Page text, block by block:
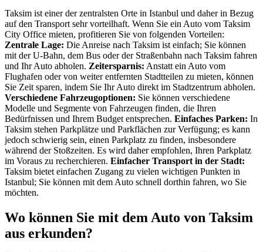
Taksim ist einer der zentralsten Orte in Istanbul und daher in Bezug
auf den Transport sehr vorteilhaft. Wenn Sie ein Auto vom Taksim
City Office mieten, profitieren Sie von folgenden Vorteilen:
Zentrale Lage: Die Anreise nach Taksim ist einfach; Sie können
mit der U-Bahn, dem Bus oder der Straßenbahn nach Taksim fahren
und Ihr Auto abholen. Zeitersparnis: Anstatt ein Auto vom
Flughafen oder von weiter entfernten Stadtteilen zu mieten, können
Sie Zeit sparen, indem Sie Ihr Auto direkt im Stadtzentrum abholen.
Verschiedene Fahrzeugoptionen: Sie können verschiedene
Modelle und Segmente von Fahrzeugen finden, die Ihren
Bedürfnissen und Ihrem Budget entsprechen. Einfaches Parken: In
Taksim stehen Parkplätze und Parkflächen zur Verfügung; es kann
jedoch schwierig sein, einen Parkplatz zu finden, insbesondere
während der Stoßzeiten. Es wird daher empfohlen, Ihren Parkplatz
im Voraus zu recherchieren. Einfacher Transport in der Stadt:
Taksim bietet einfachen Zugang zu vielen wichtigen Punkten in
Istanbul; Sie können mit dem Auto schnell dorthin fahren, wo Sie
möchten.
Wo können Sie mit dem Auto von Taksim
aus erkunden?